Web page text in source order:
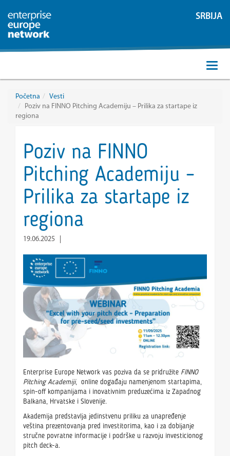
SRBIJA
Početna
Vesti
Poziv na FINNO Pitching Academiju – Prilika za startape iz
regiona
Poziv na FINNO
Pitching Academiju –
Prilika za startape iz
regiona
19.06.2025
Enterprise Europe Network vas poziva da se pridružite FINNO
Pitching Academiji, online događaju namenjenom startapima,
spin-off kompanijama i inovativnim preduzećima iz Zapadnog
Balkana, Hrvatske i Slovenije.
Akademija predstavlja jedinstvenu priliku za unapređenje
veština prezentovanja pred investitorima, kao i za dobijanje
stručne povratne informacije i podrške u razvoju investicionog
pitch deck-a.